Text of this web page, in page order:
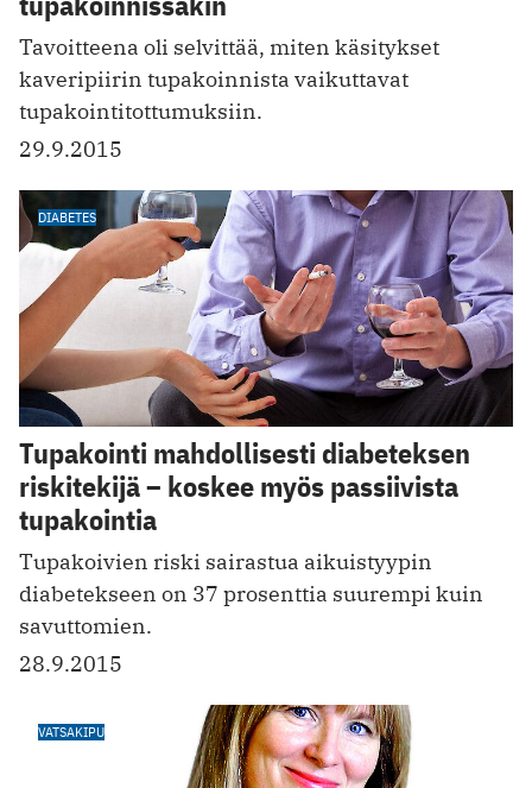
Tavoitteena oli selvittää, miten käsitykset
kaveripiirin tupakoinnista vaikuttavat
tupakointitottumuksiin.
29.9.2015
DIABETES
Tupakointi mahdollisesti diabeteksen
riskitekijä – koskee myös passiivista
tupakointia
Tupakoivien riski sairastua aikuistyypin
diabetekseen on 37 prosenttia suurempi kuin
savuttomien.
28.9.2015
VATSAKIPU